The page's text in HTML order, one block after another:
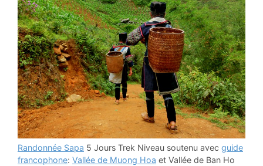
Randonnée Sapa 5 Jours Trek Niveau soutenu avec guide
francophone: Vallée de Muong Hoa et Vallée de Ban Ho